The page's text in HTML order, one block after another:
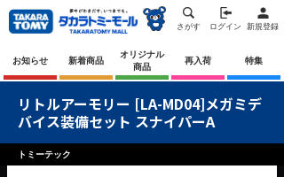
さがす ログイン 新規登録
お知らせ 新着商品
オリジナル
商品
再入荷 特集
リトルアーモリー [LA-MD04]メガミデ
バイス装備セット スナイパーA
トミーテック